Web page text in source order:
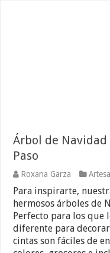
Árbol de Navidad
Paso
Roxana Garza
Para inspirarte,
hermosos árboles de
Perfecto para los que
diferente para
cintas son fáciles de